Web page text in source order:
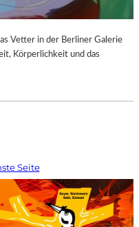
Vetter in der Berliner Galerie
Körperlichkeit und das
Seite